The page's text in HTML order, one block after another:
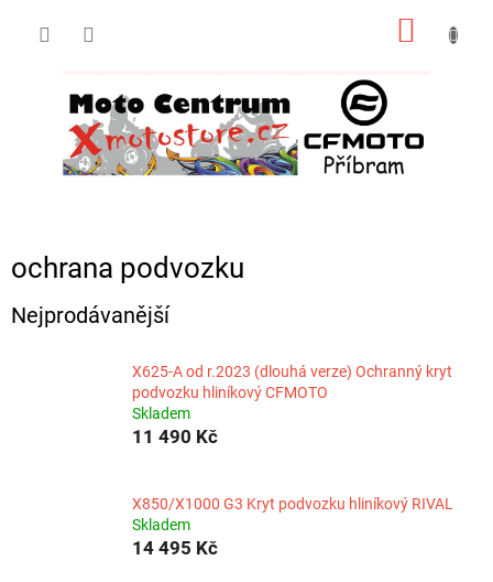
ochrana podvozku
Nejprodávanější
X625‑A od r.2023 (dlouhá verze) Ochranný kryt
podvozku hliníkový CFMOTO
Skladem
11 490 Kč
X850/X1000 G3 Kryt podvozku hliníkový RIVAL
Skladem
14 495 Kč